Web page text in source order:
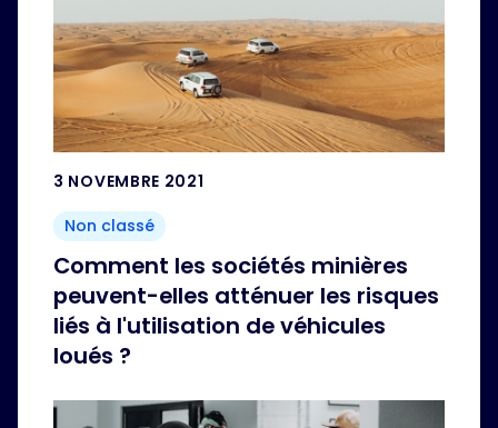
3 NOVEMBRE 2021
Non classé
Comment les sociétés minières
peuvent-elles atténuer les risques
liés à l'utilisation de véhicules
loués ?